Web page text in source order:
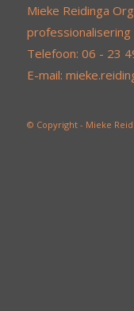
Mieke Reidinga
professionalisering
Telefoon: 06 - 23
E-mail:
© Copyright - Mieke